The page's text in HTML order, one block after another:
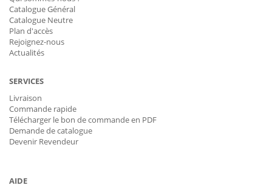
Catalogue Général
Catalogue Neutre
Plan d'accès
Rejoignez-nous
Actualités
SERVICES
Livraison
Commande rapide
Télécharger le bon de commande en PDF
Demande de catalogue
Devenir Revendeur
AIDE